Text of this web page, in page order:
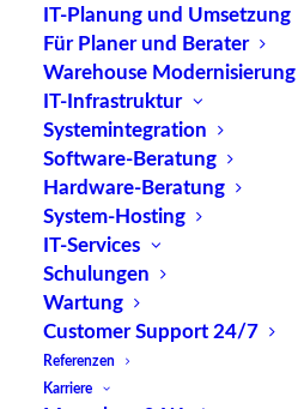
IT-Planung und Umsetzung
Für Planer und Berater
Warehouse Modernisierung
IT-Infrastruktur
Systemintegration
Software-Beratung
Hardware-Beratung
System-Hosting
IT-Services
Schulungen
Wartung
Customer Support 24/7
Referenzen
Karriere
Vorteile der chaotischen
Die chaotische Lagerung
gegenüber traditionellen
Lagerverwaltungsmethoden:
Maximale Raumnutzung:
feste Plätze gebunden
Lagerraum effizienter
Erhöhte Flexibilität:
sofort und ohne
eingelagert werden.
Schnellere Ein- und